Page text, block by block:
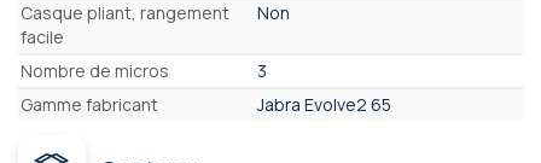
Casque pliant, rangement
facile
Non
Nombre de micros
3
Gamme fabricant
Jabra Evolve2 65